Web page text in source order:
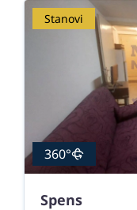
Stanovi
360°
Spens